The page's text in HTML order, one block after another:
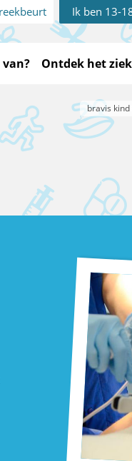
Ik ben 13-
Ontdek het
bravis